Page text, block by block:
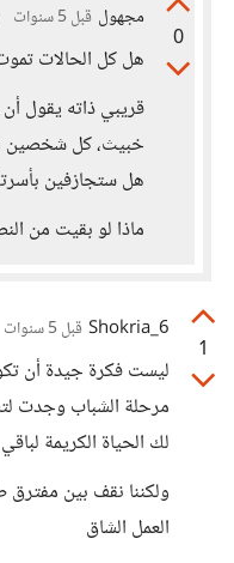
0
مجهول قبل 5 سنوات
هل كل الحالات
قريبي ذاته يقول
هل ستجازفين
ماذا لو بقيت من
1
Shokria_6 قبل 5 سنوات
ليست فكرة جيدة أن
مرحلة الشباب وجدت
لك الحياة الكريمة
ولكننا نقف بين مفترق
العمل الشاق